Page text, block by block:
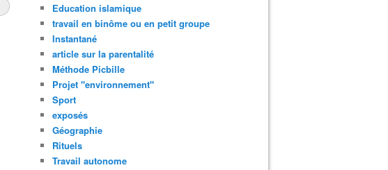
Education islamique
travail en binôme ou en petit groupe
Instantané
article sur la parentalité
Méthode Picbille
Projet "environnement"
Sport
exposés
Géographie
Rituels
Travail autonome